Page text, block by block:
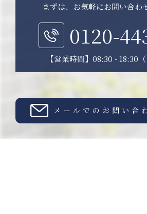
まずは、お気軽にお問い合わ
0120-
【営業時間】08:30 - 18:30（
メールでのお問い合